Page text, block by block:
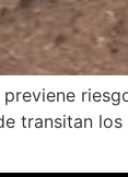
transitan